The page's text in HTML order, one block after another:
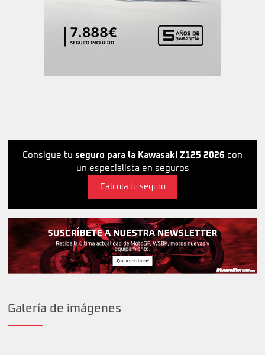
Consigue tu seguro para la Kawasaki Z125 2026 con
un especialista en seguros
Calcula tu seguro
Galería de imágenes